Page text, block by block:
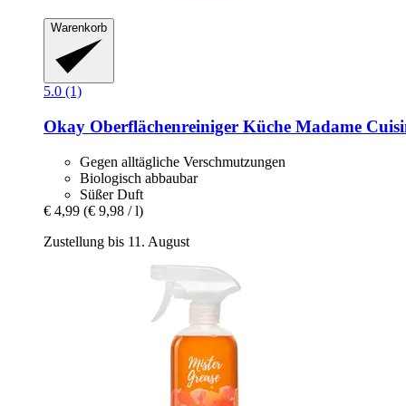
Warenkorb
5.0 (1)
Okay Oberflächenreiniger Küche Madame
Gegen alltägliche Verschmutzungen
Biologisch abbaubar
Süßer Duft
€ 4,99 (€ 9,98 / l)
Zustellung bis 11. August